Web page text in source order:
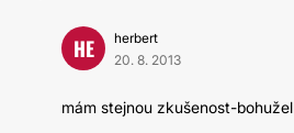
HE
herbert
20. 8. 2013
mám stejnou zkušenost-bohužel